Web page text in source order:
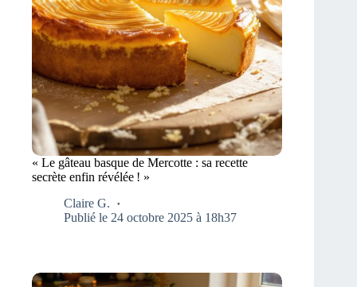
« Le gâteau basque de Mercotte : sa recette
secrète enfin révélée ! »
Claire G.
Publié le 24 octobre 2025 à 18h37